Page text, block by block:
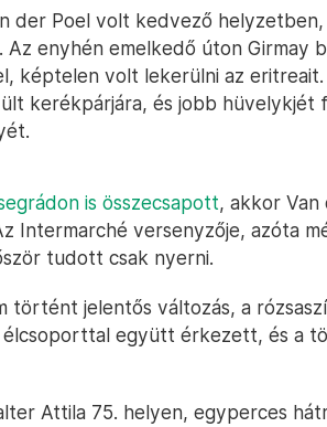
der Poel volt kedvező
Az enyhén emelkedő úton Girmay
képtelen volt lekerülni az
ült kerékpárjára, és jobb
is összecsapott, akkor
Intermarché versenyzője, azóta
tudott csak nyerni.
történt jelentős változás, a
élcsoporttal együtt érkezett, és a
Attila 75. helyen, egyperces